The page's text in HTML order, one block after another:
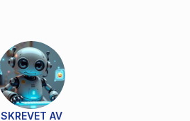
SKREVET AV